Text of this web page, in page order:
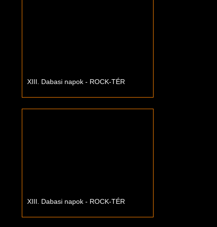
XIII. Dabasi napok - ROCK-TÉR
XIII. Dabasi napok - ROCK-TÉR